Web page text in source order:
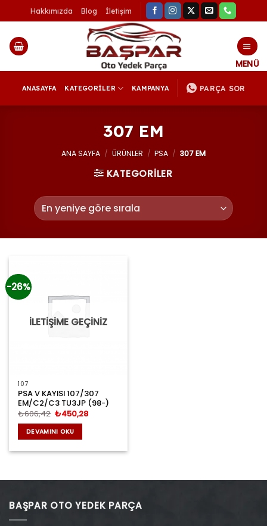
atla
Hakkımızda Blog İletişim
ANASAYFA KATEGORİLER KAMPANYA PARÇA SOR
307 EM
ANA SAYFA / ÜRÜNLER / PSA / 307 EM
KATEGORİLER
-26%
İLETİŞİME GEÇİNİZ
107
PSA V KAYISI 107/307
EM/C2/C3 TU3JP (98-)
₺606,42 Orijinal
fiyat:
₺606,42.
₺450,28Şu
DEVAMINI OKU
BAŞPAR OTO YEDEK PARÇA